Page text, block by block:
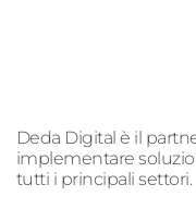
Deda Digital è il
implementare
tutti i principali settori.